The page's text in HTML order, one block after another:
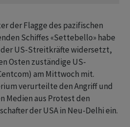
der Flagge des pazifischen
Schiffes «Settebello» habe
der US-Streitkräfte widersetzt,
Osten zuständige US-
am Mittwoch mit.
verurteilte den Angriff und
aus Protest den
der USA in Neu-Delhi ein.